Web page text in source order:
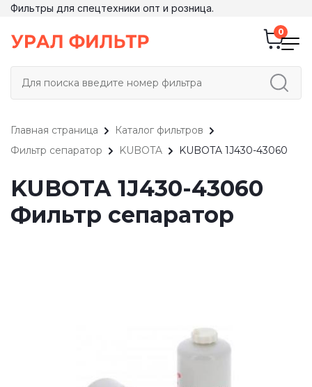
Фильтры для спецтехники опт и розница.
Главная страница
Каталог фильтров
Фильтр сепаратор
KUBOTA KUBOTA 1J430-43060
KUBOTA 1J430-43060
Фильтр сепаратор